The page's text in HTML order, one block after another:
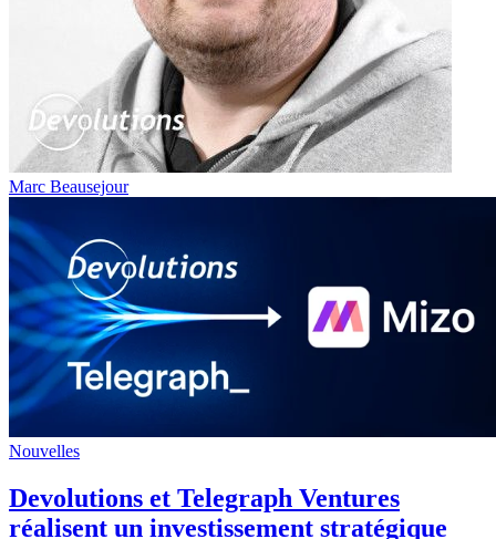
Marc Beausejour
Nouvelles
Devolutions et Telegraph Ventures
réalisent un investissement stratégique